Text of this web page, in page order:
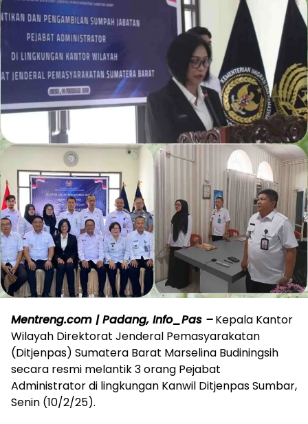
Mentreng.com | Padang, Info_Pas –Kepala Kantor
Wilayah Direktorat Jenderal Pemasyarakatan
(Ditjenpas) Sumatera Barat Marselina Budiningsih
secara resmi melantik 3 orang Pejabat
Administrator di lingkungan Kanwil Ditjenpas Sumbar,
Senin (10/2/25).